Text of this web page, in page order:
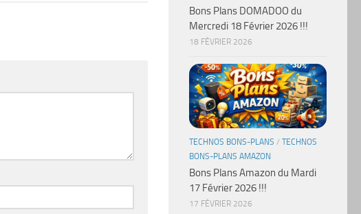
Bons Plans DOMADOO du
Mercredi 18 Février 2026 !!!
18 FÉVRIER 2026
TECHNOS BONS-PLANS / TECHNOS
BONS-PLANS AMAZON
Bons Plans Amazon du Mardi
17 Février 2026 !!!
17 FÉVRIER 2026